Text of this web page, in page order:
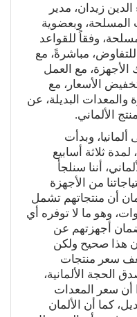
الدين زيدان، مدير
المسلحة، وبعضوية
وفقاً للقواعد
للتفاوض، مباشرةً، مع
الأجهزة، مع العمل
الأسعار، مع
والمعدات البديلة، عن
الألماني.
وبدأت
لمدة ثلاثة أسابيع
أننا سنلجأ
من الأجهزة
أن منتجاتهم تشمل
وهو ما لا توفره أي
أجهزتهم عن
هذا صحيح ولكن
سعر منتجات
الحجة الألمانية،
أن سعر المعدات
كما أن الألمان